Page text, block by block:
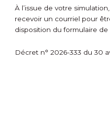
À l’issue de votre
recevoir un courriel pour
disposition du formulaire de
Décret n° 2026-333 du 30